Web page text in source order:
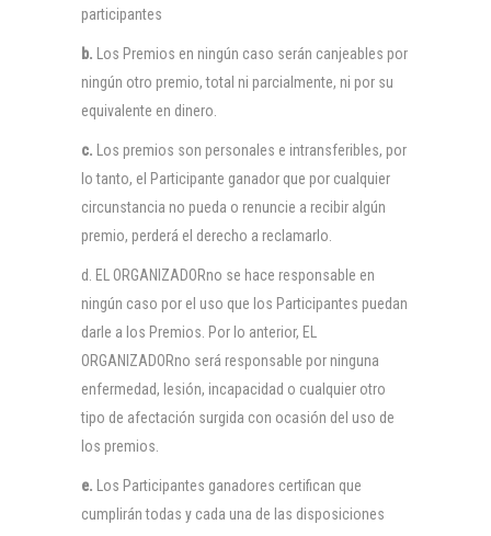
participantes
b.
Los Premios en ningún caso serán canjeables por
ningún otro premio, total ni parcialmente, ni por su
equivalente en dinero.
c.
Los premios son personales e intransferibles, por
lo tanto, el Participante ganador que por cualquier
circunstancia no pueda o renuncie a recibir algún
premio, perderá el derecho a reclamarlo.
d. EL ORGANIZADORno se hace responsable en
ningún caso por el uso que los Participantes puedan
darle a los Premios. Por lo anterior, EL
ORGANIZADORno será responsable por ninguna
enfermedad, lesión, incapacidad o cualquier otro
tipo de afectación surgida con ocasión del uso de
los premios.
e.
Los Participantes ganadores certifican que
cumplirán todas y cada una de las disposiciones